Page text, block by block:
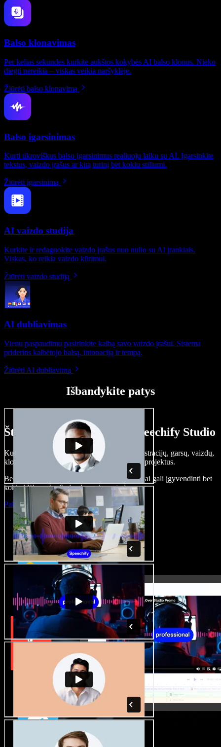
Balso klonavimas
Per kelias sekundes kurkite aukštos kokybės AI balso klonus. Nieko
diegti nereikia – viskas veikia naršyklėje.
Žiūrėti balso klonavimą
Balso įgarsinimas
Kurti tikroviškus balso įgarsinimus realiuoju laiku su AI. Įgarsinkite
tekstus, vaizdo įrašus ar kitą turinį bet kokiu stiliumi.
Žiūrėti įgarsinimą
AI vaizdo studija
Kurkite ir redaguokite vaizdo įrašus nuo nulio su AI įrankiais.
Viskas, ko reikia vaizdo kūrimui.
Žiūrėti vaizdo studiją
AI dubliavimas
Vienu paspaudimu pasirinkite kalbą savo vaizdo įrašui. Sistema
priderins kalbėtojo balsą, intonaciją ir tempą.
Žiūrėti AI dubliavimą
Išbandykite patys
Štai ką galite nuveikti su Speechify Studio
Kurkite įgarsinimus, pridėkite nemokamų iliustracijų, garsų, vaizdų,
klonuokite balsą – kurkite pilnus, įspūdingus projektus.
Be jokių mokymų ir viskas naršyklėje – kūrėjai gali įgyvendinti bet
kokią idėją, neberibojami senųjų metodų.
Paleisti studiją